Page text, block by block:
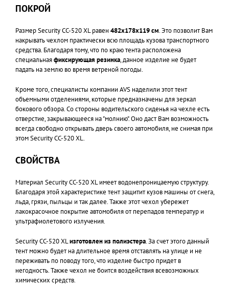
ПОКРОЙ
Размер Security CC-520 XL равен 482х178х119 см. Это позволит Вам
накрывать чехлом практически всю площадь кузова транспортного
средства. Благодаря тому, что по краю тента расположена
специальнаяфиксирующая резинка, данное изделие не будет
падать на землю во время ветреной погоды.
Кроме того, специалисты компании AVS наделили этот тент
объемными отделениями, которые предназначены для зеркал
бокового обзора. Со стороны водительского сиденья на чехле есть
отверстие, закрывающееся на "молнию". Оно даст Вам возможность
всегда свободно открывать дверь своего автомобиля, не снимая при
этом Security CC-520 XL.
СВОЙСТВА
Материал Security CC-520 XL имеет водонепроницаемую структуру.
Благодаря этой характеристике тент защитит кузов машины от снега,
льда, грязи, пыльцы и так далее. Также этот чехол убережет
лакокрасочное покрытие автомобиля от перепадов температур и
ультрафиолетового излучения.
Security CC-520 XLизготовлен из полиэстера. За счет этого данный
тент можно будет на длительное время отставлять на улице и не
переживать по поводу того, что изделие быстро придет в
негодность. Также чехол не боится воздействия всевозможных
химических средств.